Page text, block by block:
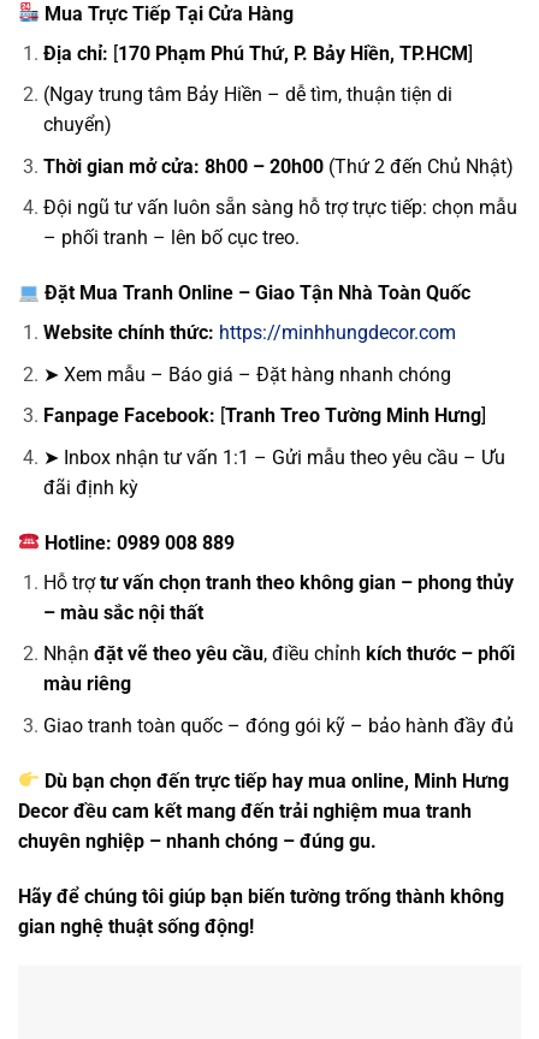
Mua Trực Tiếp Tại Cửa Hàng
Địa chỉ: [170 Phạm Phú Thứ, P. Bảy Hiền, TP.HCM]
(Ngay trung tâm Bảy Hiền – dễ tìm, thuận tiện di
chuyển)
Thời gian mở cửa: 8h00 – 20h00(Thứ 2 đến Chủ Nhật)
Đội ngũ tư vấn luôn sẵn sàng hỗ trợ trực tiếp: chọn mẫu
– phối tranh – lên bố cục treo.
Đặt Mua Tranh Online – Giao Tận Nhà Toàn Quốc
Website chính thức: https://minhhungdecor.com
➤ Xem mẫu – Báo giá – Đặt hàng nhanh chóng
Fanpage Facebook: [Tranh Treo Tường Minh Hưng]
➤ Inbox nhận tư vấn 1:1 – Gửi mẫu theo yêu cầu – Ưu
đãi định kỳ
Hotline: 0989 008 889
Hỗ trợtư vấn chọn tranh theo không gian – phong thủy
– màu sắc nội thất
Nhận đặt vẽ theo yêu cầu, điều chỉnh kích thước – phối
màu riêng
Giao tranh toàn quốc – đóng gói kỹ – bảo hành đầy đủ
Dù bạn chọn đến trực tiếp hay mua online, Minh Hưng
Decor đều cam kết mang đến trải nghiệm mua tranh
chuyên nghiệp – nhanh chóng – đúng gu.
Hãy để chúng tôi giúp bạn biến tường trống thành không
gian nghệ thuật sống động!